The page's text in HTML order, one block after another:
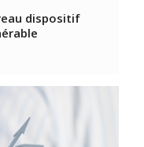
dispositif